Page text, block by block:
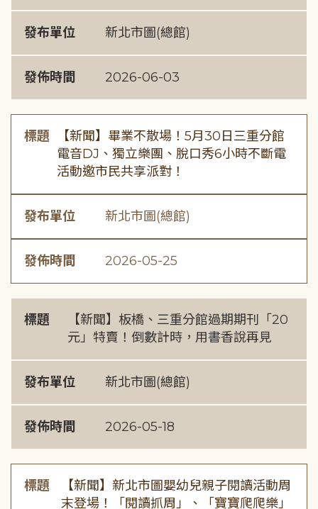
發布單位 新北市圖(總館)
發佈時間 2026-06-03
標題
【新聞】畢業不散場！5月30日三重分館
電音DJ、獨立樂團、脫口秀6小時不斷電
活動邀市民共享派對！
發布單位 新北市圖(總館)
發佈時間 2026-05-25
標題
【新聞】板橋、三重分館過期期刊「20
元」特賣！倒數計時，用書香說再見
發布單位 新北市圖(總館)
發佈時間 2026-05-18
標題
【新聞】新北市圖嬰幼兒親子閱讀活動周
末登場！「閱讀抓周」、「寶寶爬爬樂」